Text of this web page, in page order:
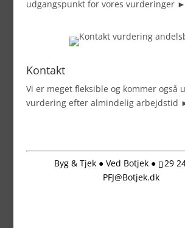
udgangspunkt for vores vurderinger ►
Kontakt
Vi er meget fleksible og kommer også
vurdering efter almindelig arbejdstid
Byg & Tjek ● Ved Botjek ●
29
PFJ@Botjek.dk